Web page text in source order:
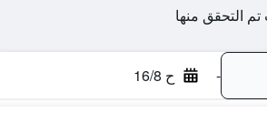
- ح 16/8